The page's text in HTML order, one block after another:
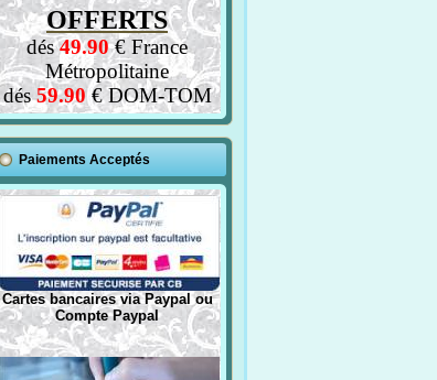
OFFERTS
dés49.90€ France
Métropolitaine
dés59.90€ DOM-TOM
Paiements Acceptés
Cartes bancaires via Paypal ou
Compte Paypal